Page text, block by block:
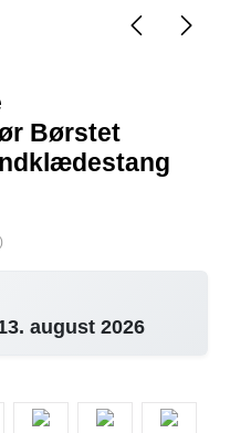
Børstet
august 2026